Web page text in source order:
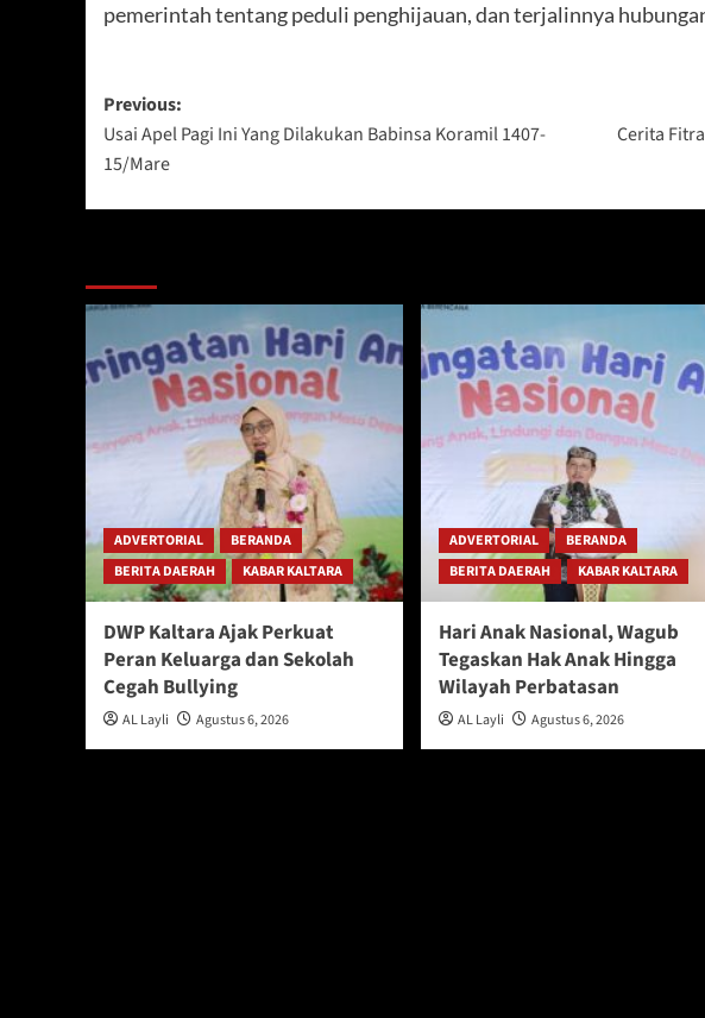
pemerintah tentang peduli penghijauan, dan terjalinnya
Post
navigation
Previous:
Usai Apel Pagi Ini Yang Dilakukan Babinsa Koramil 1407-
15/Mare
Cerita
ADVERTORIAL
BERANDA
BERITA DAERAH
KABAR KALTARA
DWP Kaltara Ajak Perkuat
Peran Keluarga dan Sekolah
Cegah Bullying
AL Layli Agustus 6, 2026
ADVERTORIAL
BERANDA
BERITA DAERAH
KABAR KALTARA
Hari Anak Nasional, Wagub
Tegaskan Hak Anak Hingga
Wilayah Perbatasan
AL Layli Agustus 6, 2026